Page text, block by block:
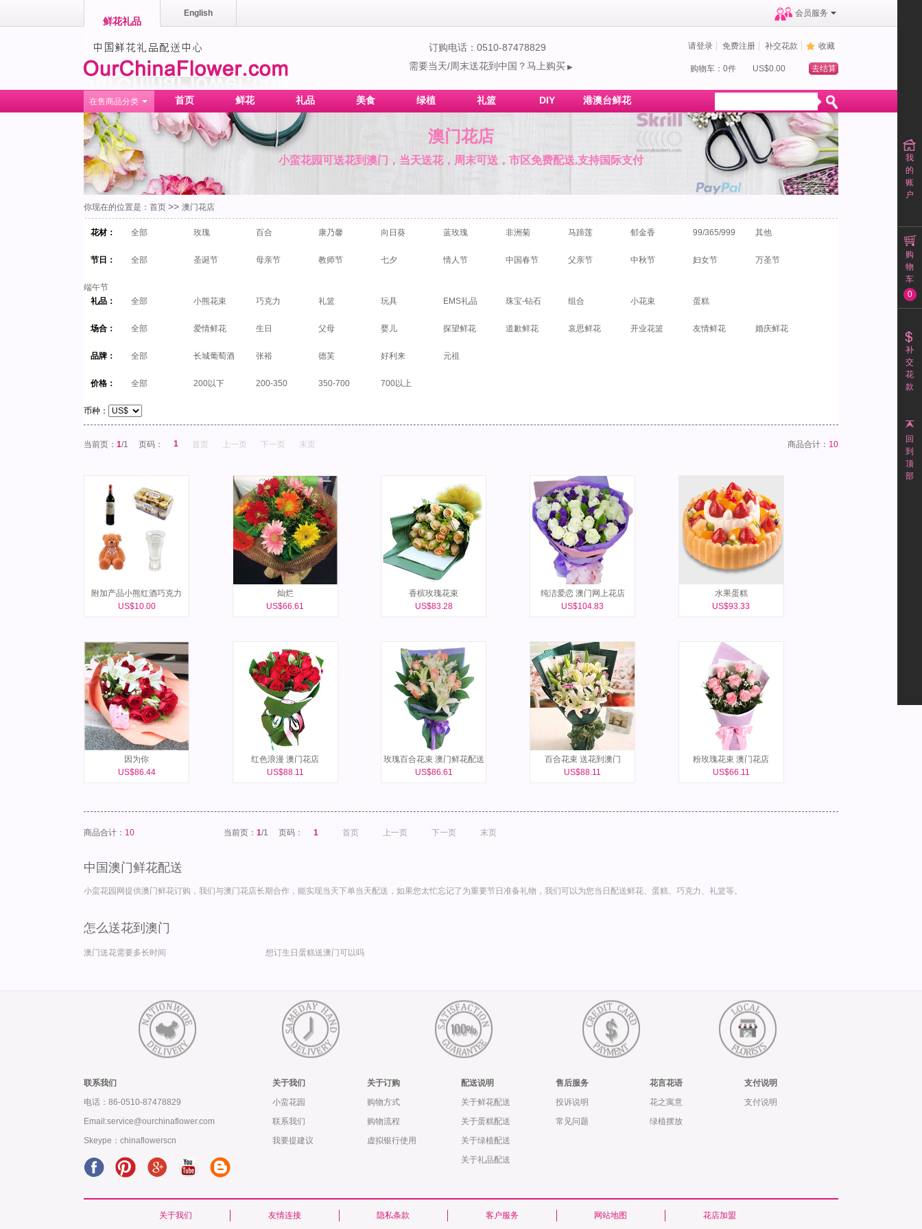
我
的
账
户
购
物
车
0
补
交
花
款
回
到
顶
部
鲜花礼品
English 会员服务
订购电话：0510-87478829
需要当天/周末送花到中国？马上购买 ▶
请登录 免费注册 补交花款 收藏
购物车：0件 US$0.00 去结算
在售商品分类 首页 鲜花 礼品 美食 绿植 礼篮 DIY 港澳台鲜花
澳门花店
小蛮花园可送花到澳门，当天送花，周末可送，市区免费配送,支持国际支付
你现在的位置是： 首页 >> 澳门花店
花材： 全部 玫瑰 百合 康乃馨 向日葵 蓝玫瑰 非洲菊 马蹄莲 郁金香 99/365/999 其他
节日： 全部 圣诞节 母亲节 教师节 七夕 情人节 中国春节 父亲节 中秋节 妇女节 万圣节
端午节
礼品：
全部 小熊花束 巧克力 礼篮 玩具 EMS礼品 珠宝-钻石 组合 小花束 蛋糕
场合： 全部 爱情鲜花 生日 父母 婴儿 探望鲜花 道歉鲜花 哀思鲜花 开业花篮 友情鲜花 婚庆鲜花
品牌： 全部 长城葡萄酒 张裕 德芙 好利来 元祖
价格： 全部 200以下 200-350 350-700 700以上
币种：
当前页： 1/1 页码： 1 首页 上一页 下一页 末页 商品合计： 10
附加产品小熊红酒巧克力
US$10.00
灿烂
US$66.61
香槟玫瑰花束
US$83.28
纯洁爱恋 澳门网上花店
US$104.83
水果蛋糕
US$93.33
因为你
US$86.44
红色浪漫 澳门花店
US$88.11
玫瑰百合花束 澳门鲜花配送
US$86.61
百合花束 送花到澳门
US$88.11
粉玫瑰花束 澳门花店
US$66.11
商品合计： 10 当前页： 1/1 页码： 1 首页 上一页 下一页 末页
中国澳门鲜花配送
小蛮花园网提供澳门鲜花订购，我们与澳门花店长期合作，能实现当天下单当天配送，如果您太忙忘记了为重要节日准备礼物，我们可以为您当日配送鲜花、蛋糕、巧克力、礼篮等。
怎么送花到澳门
澳门送花需要多长时间 想订生日蛋糕送澳门可以吗
联系我们
电话：86-0510-87478829
Email:service@ourchinaflower.com
Skeype：chinaflowerscn
关于我们
小蛮花园
联系我们
我要提建议
关于订购
购物方式
购物流程
虚拟银行使用
配送说明
关于鲜花配送
关于蛋糕配送
关于绿植配送
关于礼品配送
售后服务
投诉说明
常见问题
花言花语
花之寓意
绿植摆放
支付说明
支付说明
关于我们 友情连接 隐私条款 客户服务 网站地图 花店加盟